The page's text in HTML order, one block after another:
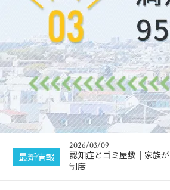
最新情報
2026/01/23
故人が遺した車の遺品整
の対応方法
2026/03/16
地域包括支援センターを
問題の解決法
2026/03/09
認知症とゴミ屋敷｜家族
制度